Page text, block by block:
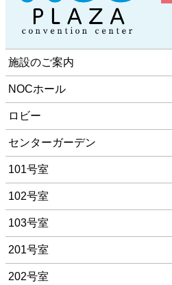
施設のご案内
NOCホール
ロビー
センターガーデン
101号室
102号室
103号室
201号室
202号室